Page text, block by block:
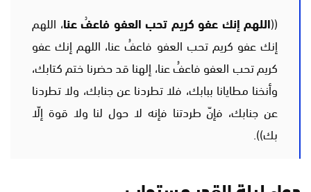
((اللهم إنك عفو كريم تحب العفو فاعفُ عنا، اللهم
إنك عفو كريم تحب العفو فاعفُ عنا، اللهم إنك عفو
كريم تحب العفو فاعفُ عنا، إلهنا قد حضرنا ختم كتابك،
وأنخنا مطايانا ببابك، فلا تطردنا عن جنابك، ولا تطردنا
عن جنابك، فإنّ طردتنا فإنه لا حول لنا ولا قوة إلّا
بك)).